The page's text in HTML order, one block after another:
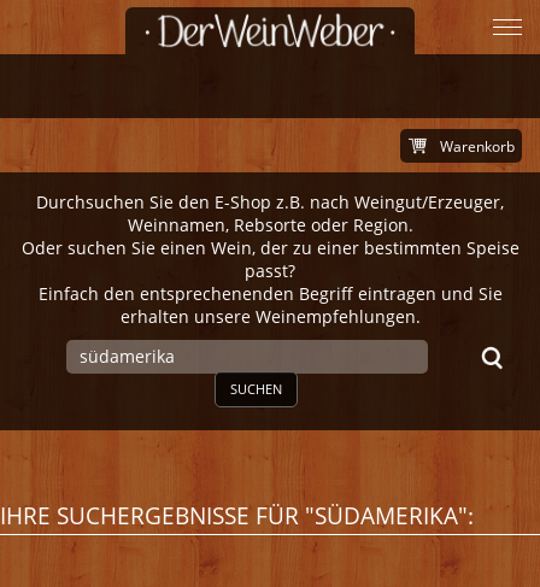
Durchsuchen Sie den E-Shop z.B. nach Weingut/Erzeuger,
Weinnamen, Rebsorte oder Region.
Oder suchen Sie einen Wein, der zu einer bestimmten Speise
passt?
Einfach den entsprechenenden Begriff eintragen und Sie
erhalten unsere Weinempfehlungen.
SUCHEN
Warenkorb
IHRE SUCHERGEBNISSE FÜR "SÜDAMERIKA":